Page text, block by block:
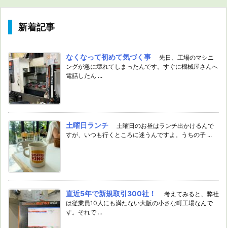
新着記事
なくなって初めて気づく事
先日、工場のマシニ
ングが急に壊れてしまったんです。すぐに機械屋さんへ
電話したん ...
土曜日ランチ
土曜日のお昼はランチ出かけるんで
すが、いつも行くところに迷うんですよ。うちの子 ...
直近5年で新規取引300社！
考えてみると、弊社
は従業員10人にも満たない大阪の小さな町工場なんで
す。それで ...